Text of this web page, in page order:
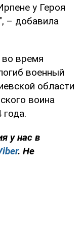
у Героя
– добавила
во время
военный
области
воина
года.
у нас в
. Не